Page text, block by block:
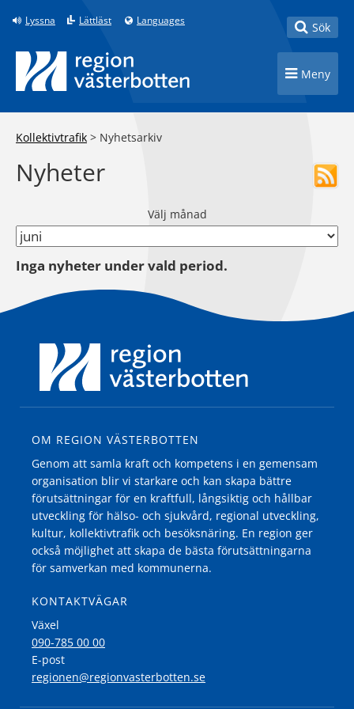
Till innehåll på sidan
Lyssna Lättläst Languages Toggle
Sök
Toggle
Meny
Kollektivtrafik > Nyhetsarkiv
Nyheter
Välj månad
Inga nyheter under vald period.
OM REGION VÄSTERBOTTEN
Genom att samla kraft och kompetens i en gemensam
organisation blir vi starkare och kan skapa bättre
förutsättningar för en kraftfull, långsiktig och hållbar
utveckling för hälso- och sjukvård, regional utveckling,
kultur, kollektivtrafik och besöksnäring. En region ger
också möjlighet att skapa de bästa förutsättningarna
för samverkan med kommunerna.
KONTAKTVÄGAR
Växel
090-785 00 00
E-post
regionen@regionvasterbotten.se